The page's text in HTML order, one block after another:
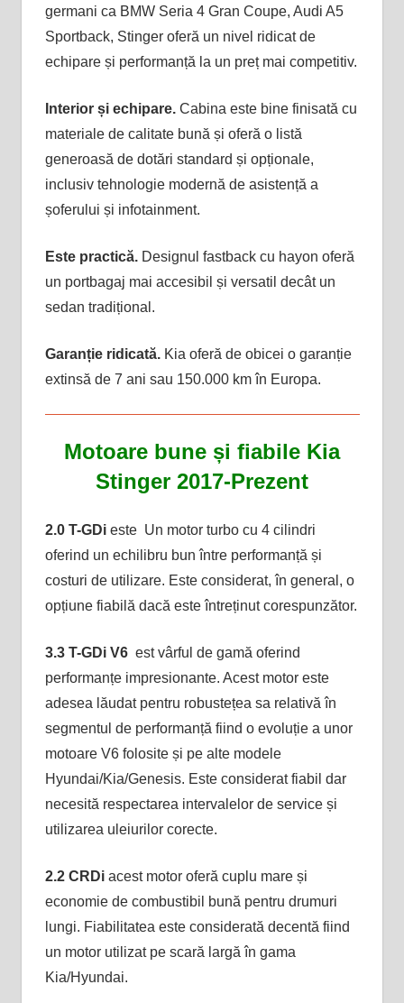
germani ca BMW Seria 4 Gran Coupe, Audi A5
Sportback, Stinger oferă un nivel ridicat de
echipare și performanță la un preț mai competitiv.
Interior și echipare.Cabina este bine finisată cu
materiale de calitate bună și oferă o listă
generoasă de dotări standard și opționale,
inclusiv tehnologie modernă de asistență a
șoferului și infotainment.
Este practică.Designul fastback cu hayon oferă
un portbagaj mai accesibil și versatil decât un
sedan tradițional.
Garanție ridicată.Kia oferă de obicei o garanție
extinsă de 7 ani sau 150.000 km în Europa.
Motoare bune și fiabile Kia
Stinger 2017-Prezent
2.0 T-GDieste Un motor turbo cu 4 cilindri
oferind un echilibru bun între performanță și
costuri de utilizare. Este considerat, în general, o
opțiune fiabilă dacă este întreținut corespunzător.
3.3 T-GDi V6est vârful de gamă oferind
performanțe impresionante. Acest motor este
adesea lăudat pentru robustețea sa relativă în
segmentul de performanță fiind o evoluție a unor
motoare V6 folosite și pe alte modele
Hyundai/Kia/Genesis. Este considerat fiabil dar
necesită respectarea intervalelor de service și
utilizarea uleiurilor corecte.
2.2 CRDiacest motor oferă cuplu mare și
economie de combustibil bună pentru drumuri
lungi. Fiabilitatea este considerată decentă fiind
un motor utilizat pe scară largă în gama
Kia/Hyundai.